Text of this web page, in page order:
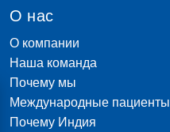
О нас
О компании
Наша команда
Почему мы
Международные пациенты
Почему Индия